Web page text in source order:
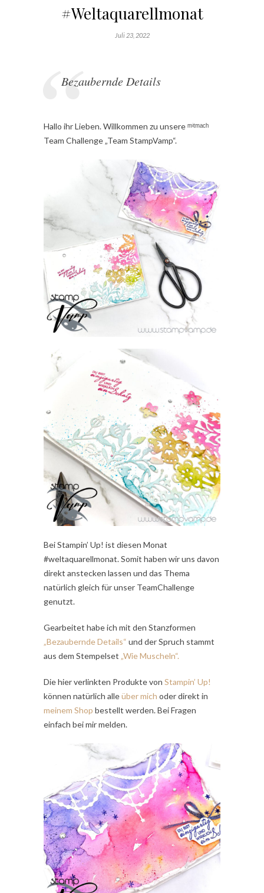
#Weltaquarellmonat
Juli 23, 2022
Bezaubernde Details
Hallo ihr Lieben. Willkommen zu unsere ᵐⁱᵗᵐᵃᶜʰ
Team Challenge „Team StampVamp“.
Bei Stampin’ Up! ist diesen Monat
#weltaquarellmonat. Somit haben wir uns davon
direkt anstecken lassen und das Thema
natürlich gleich für unser TeamChallenge
genutzt.
Gearbeitet habe ich mit den Stanzformen
„Bezaubernde Details“ und der Spruch stammt
aus dem Stempelset „Wie Muscheln“.
Die hier verlinkten Produkte von Stampin’ Up!
können natürlich alleüber mich oder direkt in
meinem Shop bestellt werden. Bei Fragen
einfach bei mir melden.